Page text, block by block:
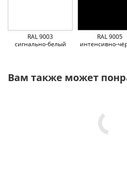
RAL 9003
сигнально-белый
RAL 9005
интенсивно-
Вам также может